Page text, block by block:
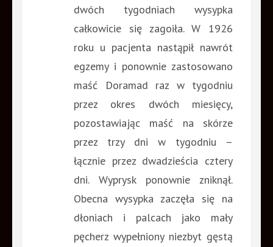
dwóch tygodniach wysypka
całkowicie się zagoiła. W 1926
roku u pacjenta nastąpił nawrót
egzemy i ponownie zastosowano
maść Doramad raz w tygodniu
przez okres dwóch miesięcy,
pozostawiając maść na skórze
przez trzy dni w tygodniu –
łącznie przez dwadzieścia cztery
dni. Wyprysk ponownie zniknął.
Obecna wysypka zaczęła się na
dłoniach i palcach jako mały
pęcherz wypełniony niezbyt gęstą